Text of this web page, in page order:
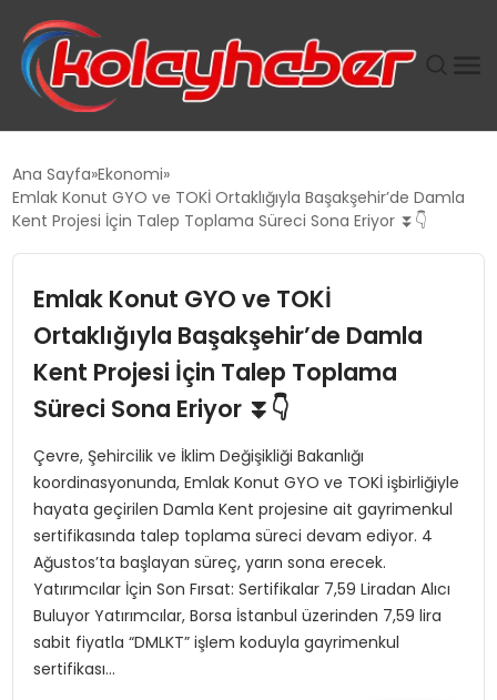
SUWEN’IN İSTIHDAM MODELI EKONOMIDE KADIN
TANYER YAPI ZEMIN MÜHENDISLIĞINDE HEDEF
BÜYÜTTÜ
TOROSLAR’DA PAZAR GERGİNLİĞİ!
Ana Sayfa Ekonomi
Emlak Konut GYO ve TOKİ Ortaklığıyla Başakşehir’de Damla
Kent Projesi İçin Talep Toplama Süreci Sona Eriyor ⏬👇
Emlak Konut GYO ve TOKİ
Ortaklığıyla Başakşehir’de Damla
Kent Projesi İçin Talep Toplama
Süreci Sona Eriyor ⏬👇
Çevre, Şehircilik ve İklim Değişikliği Bakanlığı
koordinasyonunda, Emlak Konut GYO ve TOKİ işbirliğiyle
hayata geçirilen Damla Kent projesine ait gayrimenkul
sertifikasında talep toplama süreci devam ediyor. 4
Ağustos’ta başlayan süreç, yarın sona erecek.
Yatırımcılar İçin Son Fırsat: Sertifikalar 7,59 Liradan Alıcı
Buluyor Yatırımcılar, Borsa İstanbul üzerinden 7,59 lira
sabit fiyatla “DMLKT” işlem koduyla gayrimenkul
sertifikası…